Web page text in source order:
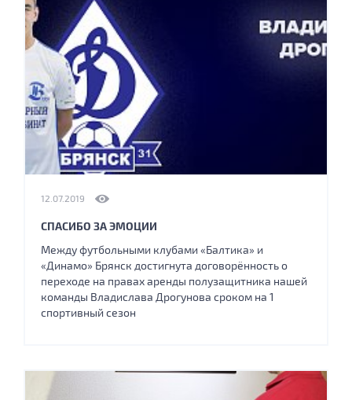
12.07.2019
СПАСИБО ЗА ЭМОЦИИ
Между футбольными клубами «Балтика» и
«Динамо» Брянск достигнута договорённость о
переходе на правах аренды полузащитника нашей
команды Владислава Дрогунова сроком на 1
спортивный сезон